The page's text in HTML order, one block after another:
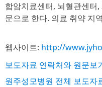
합암치료센터, 뇌혈관센터
문으로 한다. 의료 취약 지
웹사이트: http://
보도자료 연락처와 원문보
원주성모병원 전체 보도자